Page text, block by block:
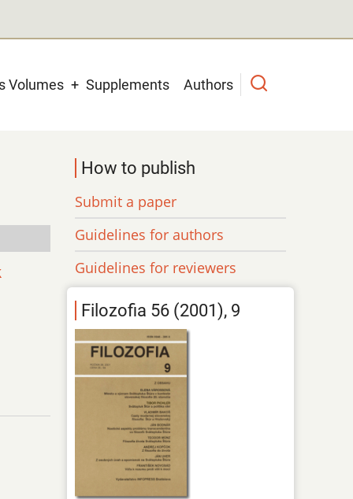
Volumes Supplements Authors
How to publish
Submit a paper
Guidelines for authors
Guidelines for reviewers
Filozofia 56 (2001), 9